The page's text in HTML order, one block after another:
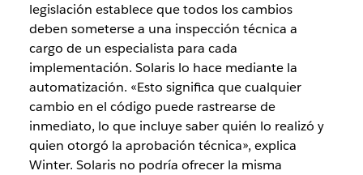
legislación establece que todos los cambios
deben someterse a una inspección técnica a
cargo de un especialista para cada
implementación. Solaris lo hace mediante la
automatización. «Esto significa que cualquier
cambio en el código puede rastrearse de
inmediato, lo que incluye saber quién lo realizó y
quien otorgó la aprobación técnica», explica
Winter. Solaris no podría ofrecer la misma